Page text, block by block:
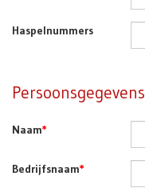
Haspelnummers
Persoonsgegevens
Naam*
Bedrijfsnaam*